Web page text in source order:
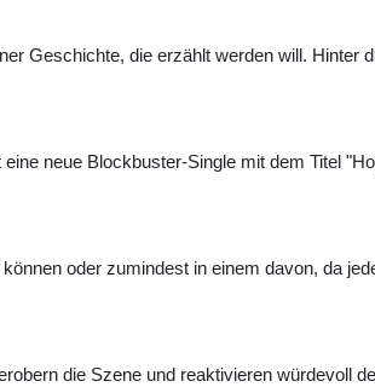
Geschichte, die erzählt werden will. Hinter
neue Blockbuster-Single mit dem Titel
oder zumindest in einem davon, da
die Szene und reaktivieren würdevoll